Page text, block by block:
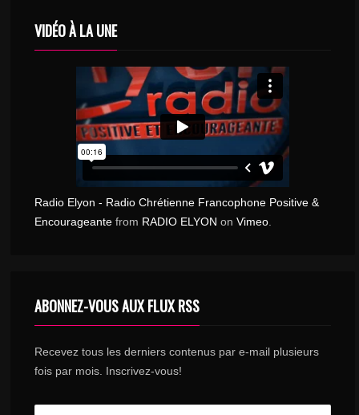
VIDÉO À LA UNE
Radio Elyon - Radio Chrétienne Francophone Positive &
Encourageante from RADIO ELYON onVimeo
ABONNEZ-VOUS AUX FLUX RSS
Recevez tous les derniers contenus par e-mail plusieurs
fois par mois. Inscrivez-vous!